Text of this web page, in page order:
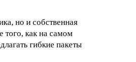
но и собственная
того, как на самом
гибкие пакеты